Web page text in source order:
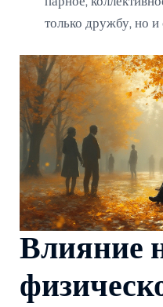
только дружбу, но
Влияние